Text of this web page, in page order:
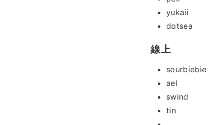
yukaii
dotsea
線上
sourbiebie
ael
swind
tin